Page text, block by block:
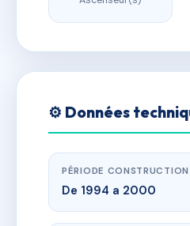
⚙️ Données
PÉRIODE CONSTRUCTION
De 1994 a 2000